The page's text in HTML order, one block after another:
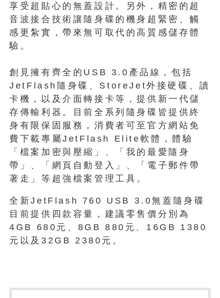
享受超貼心的無蓋設計。另外，精密的超
音波接合技術讓隨身碟的機身超緊密、觸
感更紮實，帶來無可取代的高質感儲存體
驗。
創見擁有齊全的USB 3.0產品線，包括
JetFlash隨身碟、StoreJet外接硬碟、讀
卡機，以及介面轉接卡等，提供新一代儲
存傳輸利器。目前全系列隨身碟皆提供終
身有限保固服務，消費者可至官方網站免
費下載專屬JetFlash Elite軟體，體驗
「檔案加密與壓縮」、「我的最愛隨身
帶」、「網頁自動登入」、「電子郵件帶
著走」等超強檔案管理工具。
全新JetFlash 760 USB 3.0無蓋隨身碟
目前提供四款容量，建議零售價分別為
4GB 680元、8GB 880元、16GB 1380
元以及32GB 2380元。